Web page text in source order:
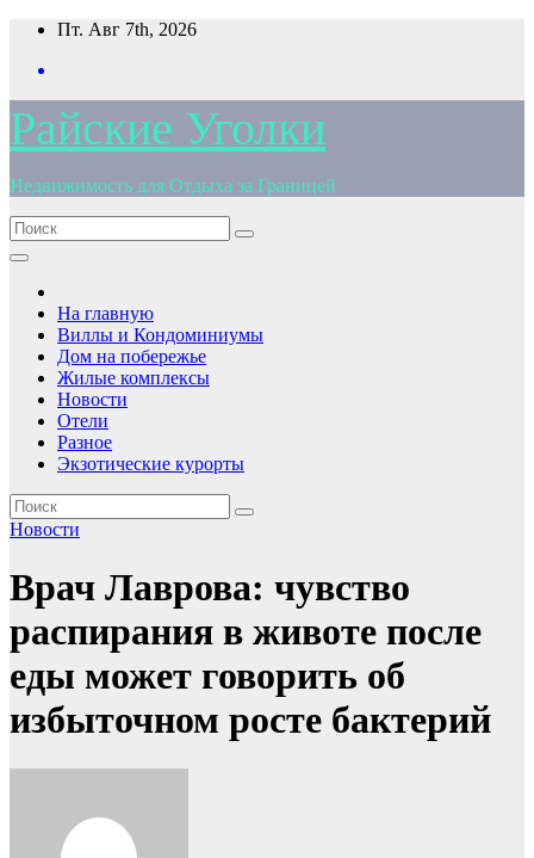
Перейти
содержимому
Пт. Авг 7th, 2026
Райские Уголки
Недвижимость для Отдыха за Границей
На главную
Виллы и Кондоминиумы
Дом на побережье
Жилые комплексы
Новости
Отели
Разное
Экзотические курорты
Новости
Врач Лаврова: чувство
распирания в животе после
еды может говорить об
избыточном росте бактерий